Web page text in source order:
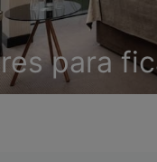
para